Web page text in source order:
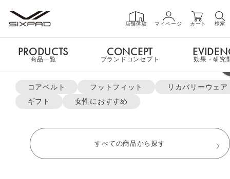
店舗体験 マイページ カート 検索
PRODUCTS 商品一覧
GIFT ギフト
SHOP
よく検索されているキーワード
コアベルト フットフィット
リカバリーウェア
ギフト
女性におすすめ
すべての商品から探す
PRODUCTS
商品一覧
CONCEPT
ブランドコンセプト 効果・研究